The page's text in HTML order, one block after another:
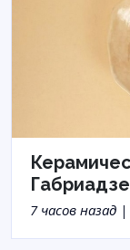
7 часов назад |